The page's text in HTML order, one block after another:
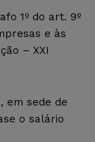
1º do art. 9º
e às
– XXI
em sede de
o salário